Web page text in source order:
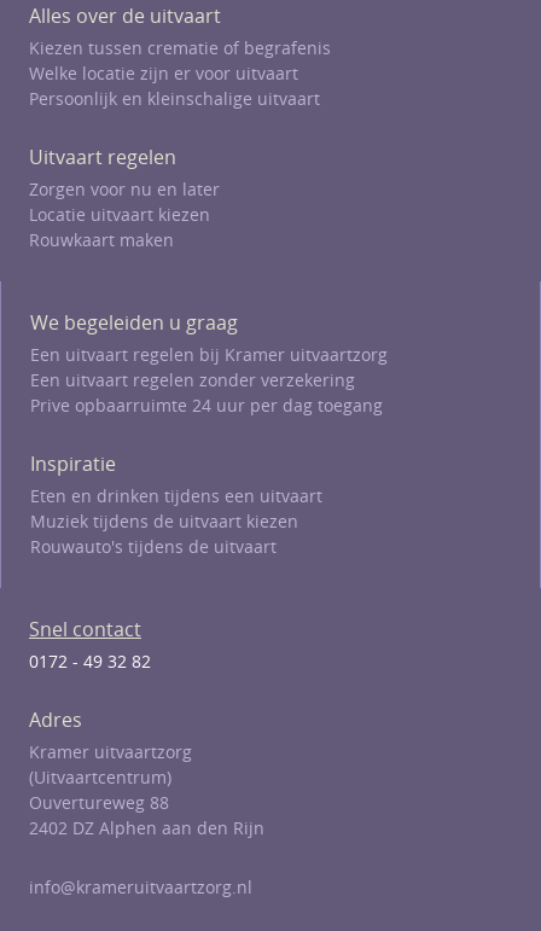
Alles over de uitvaart
Kiezen tussen crematie of begrafenis
Welke locatie zijn er voor uitvaart
Persoonlijk en kleinschalige uitvaart
Uitvaart regelen
Zorgen voor nu en later
Locatie uitvaart kiezen
Rouwkaart maken
We begeleiden u graag
Een uitvaart regelen bij Kramer uitvaartzorg
Een uitvaart regelen zonder verzekering
Prive opbaarruimte 24 uur per dag toegang
Inspiratie
Eten en drinken tijdens een uitvaart
Muziek tijdens de uitvaart kiezen
Rouwauto's tijdens de uitvaart
Snel contact
0172 - 49 32 82
Adres
Kramer uitvaartzorg
(Uitvaartcentrum)
Ouvertureweg 88
2402 DZ Alphen aan den Rijn
info@krameruitvaartzorg.nl